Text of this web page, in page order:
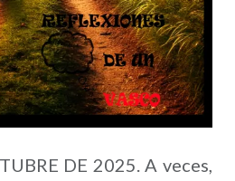
DE 2025. A veces,